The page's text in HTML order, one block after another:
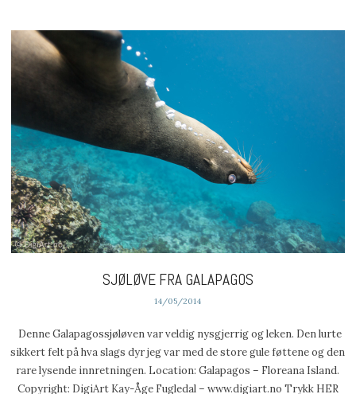
SJØLØVE FRA GALAPAGOS
14/05/2014
Denne Galapagossjøløven var veldig nysgjerrig og leken. Den lurte
sikkert felt på hva slags dyr jeg var med de store gule føttene og den
rare lysende innretningen. Location: Galapagos – Floreana Island.
Copyright: DigiArt Kay-Åge Fugledal – www.digiart.no Trykk HER